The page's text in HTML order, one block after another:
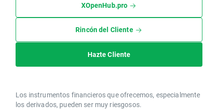
XOpenHub.pro
Rincón del Cliente
Hazte Cliente
Los instrumentos financieros que ofrecemos, especialmente
los derivados, pueden ser muy riesgosos.